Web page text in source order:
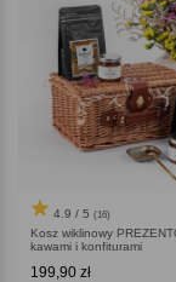
herbaty, a do tego
zdecydowanie warto
prezent!
4.9 / 5 (16)
Kosz wiklinowy
kawami i konfiturami
199,90 zł